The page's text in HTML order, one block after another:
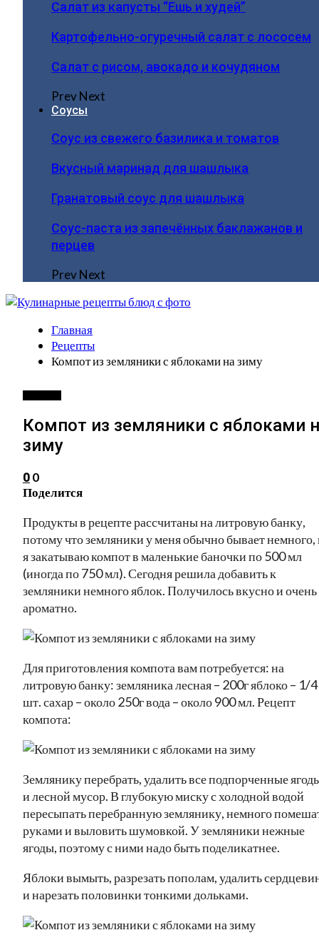
Салат из капусты “Ешь и худей”
Картофельно-огуречный салат с лососем
Салат с рисом, авокадо и кочудяном
PrevNext
Соусы
Соус из свежего базилика и томатов
Вкусный маринад для шашлыка
Гранатовый соус для шашлыка
Соус-паста из запечённых баклажанов и
перцев
PrevNext
Главная
Рецепты
Компот из земляники с яблоками на зиму
Компот из земляники с яблоками
зиму
0 0
Поделится
Продукты в рецепте рассчитаны на литровую банку,
потому что земляники у меня обычно бывает немного,
я закатываю компот в маленькие баночки по 500 мл
(иногда по 750 мл). Сегодня решила добавить к
земляники немного яблок. Получилось вкусно и очень
ароматно.
Для приготовления компота вам потребуется: на
литровую банку: земляника лесная – 200г яблоко – 1/4
шт. сахар – около 250г вода – около 900 мл. Рецепт
компота:
Землянику перебрать, удалить все подпорченные
и лесной мусор. В глубокую миску с холодной водой
пересыпать перебранную землянику, немного
руками и выловить шумовкой. У земляники нежные
ягоды, поэтому с ними надо быть поделикатнее.
Яблоки вымыть, разрезать пополам, удалить
и нарезать половинки тонкими дольками.